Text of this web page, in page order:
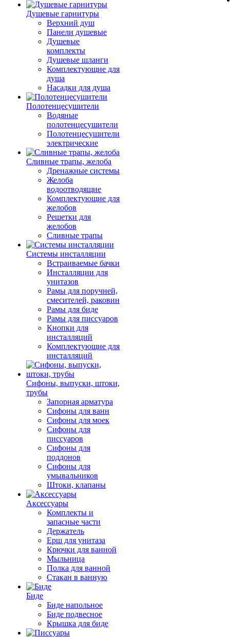
Душевые гарнитуры
Верхний душ
Панели душевые
Душевые
комплекты
Душевые шланги
Комплектующие для
душа
Насадки для душа
Полотенцесушители
Водяные
полотенцесушители
Полотенцесушители
электрические
Сливные трапы, желоба
Дренажные системы
Желоба
водоотводящие
Комплектующие для
желобов
Решетки для
желобов
Сливные трапы
Системы инсталляции
Встраиваемые бачки
Инсталляции для
унитазов
Рамы для поручней,
смесителей, раковин
Рамы для биде
Рамы для писсуаров
Кнопки для
инсталляций
Комплектующие для
инсталляций
Сифоны, выпуски, штоки,
трубы
Запорная арматура
Сифоны для ванн
Сифоны для моек
Сифоны для
писсуаров
Сифоны для
поддонов
Сифоны для
умывальников
Штоки, клапаны
Аксессуары
Комплекты и
запасные части
Держатель
Ерш для унитаза
Крючки для ванной
Мыльница
Полка для ванной
Стакан в ванную
Биде
Биде напольное
Биде подвесное
Крышка для биде